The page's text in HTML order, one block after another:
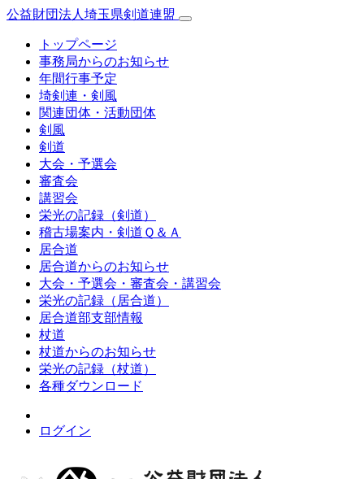
公益財団法人埼玉県剣道連盟
トップページ
事務局からのお知らせ
年間行事予定
埼剣連・剣風
関連団体・活動団体
剣風
剣道
大会・予選会
審査会
講習会
栄光の記録（剣道）
稽古場案内・剣道Ｑ＆Ａ
居合道
居合道からのお知らせ
大会・予選会・審査会・講習会
栄光の記録（居合道）
居合道部支部情報
杖道
杖道からのお知らせ
栄光の記録（杖道）
各種ダウンロード
ログイン